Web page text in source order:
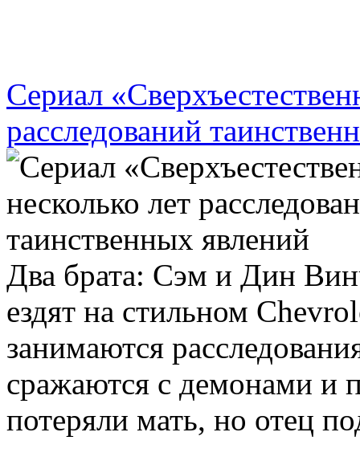
Сериал
расследований
Два брата: Сэм и Дин
ездят на стильном
занимаются
сражаются с демонами и
потеряли мать, но отец